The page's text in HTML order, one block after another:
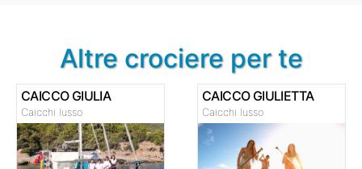
Altre crociere per te
CAICCO GIULIA
Caicchi lusso
CAICCO GIULIETTA
Caicchi lusso